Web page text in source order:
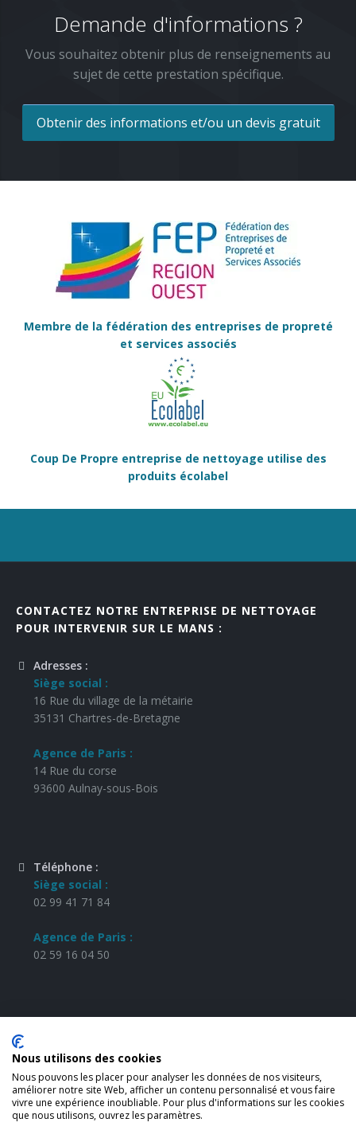
Demande d'informations ?
Vous souhaitez obtenir plus de renseignements au
sujet de cette prestation spécifique.
Obtenir des informations et/ou un devis gratuit
Membre de la fédération des entreprises de propreté
et services associés
Coup De Propre entreprise de nettoyage utilise des
produits écolabel
CONTACTEZ NOTRE ENTREPRISE DE NETTOYAGE
POUR INTERVENIR SUR LE MANS :
Adresses :
Siège social :
16 Rue du village de la métairie
35131 Chartres-de-Bretagne
Agence de Paris :
14 Rue du corse
93600 Aulnay-sous-Bois
Téléphone :
Siège social :
02 99 41 71 84
Agence de Paris :
02 59 16 04 50
Lundi - Samedi : 08h à 12h et 14h à 19h
Dimanche :Fermé
Nous utilisons des cookies
Nous pouvons les placer pour analyser les données de nos visiteurs,
améliorer notre site Web, afficher un contenu personnalisé et vous faire
vivre une expérience inoubliable. Pour plus d'informations sur les cookies
que nous utilisons, ouvrez les paramètres.